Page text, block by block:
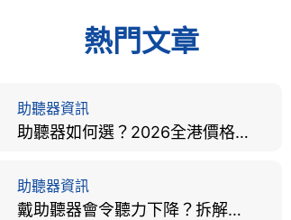
熱門文章
助聽器資訊
助聽器如何選？2026全港價格比較、款式分析及老人選購全攻略
助聽器資訊
戴助聽器會令聽力下降？拆解越戴越聾迷思與聽覺剝奪真相